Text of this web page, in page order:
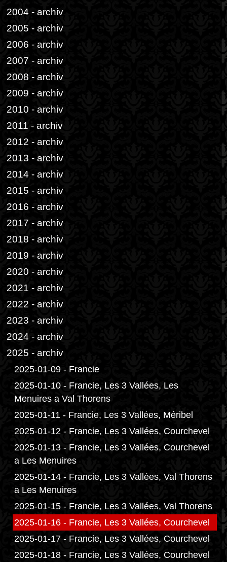
2004 - archiv
2005 - archiv
2006 - archiv
2007 - archiv
2008 - archiv
2009 - archiv
2010 - archiv
2011 - archiv
2012 - archiv
2013 - archiv
2014 - archiv
2015 - archiv
2016 - archiv
2017 - archiv
2018 - archiv
2019 - archiv
2020 - archiv
2021 - archiv
2022 - archiv
2023 - archiv
2024 - archiv
2025 - archiv
2025-01-09 - Francie
2025-01-10 - Francie, Les 3 Vallées, Les
Menuires a Val Thorens
2025-01-11 - Francie, Les 3 Vallées, Méribel
2025-01-12 - Francie, Les 3 Vallées, Courchevel
2025-01-13 - Francie, Les 3 Vallées, Courchevel
a Les Menuires
2025-01-14 - Francie, Les 3 Vallées, Val Thorens
a Les Menuires
2025-01-15 - Francie, Les 3 Vallées, Val Thorens
2025-01-16 - Francie, Les 3 Vallées, Courchevel
2025-01-17 - Francie, Les 3 Vallées, Courchevel
2025-01-18 - Francie, Les 3 Vallées, Courchevel